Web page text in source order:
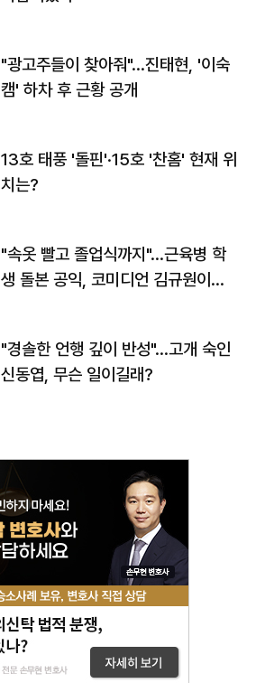
"광고주들이 찾아줘"…진태현, '이숙
캠' 하차 후 근황 공개
13호 태풍 '돌핀'·15호 '찬홈' 현재 위
치는?
"속옷 빨고 졸업식까지"…근육병 학
생 돌본 공익, 코미디언 김규원이었
"경솔한 언행 깊이 반성"…고개 숙인
신동엽, 무슨 일이길래?